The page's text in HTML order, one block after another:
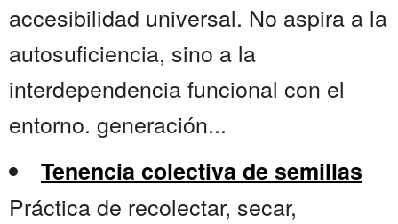
accesibilidad universal. No aspira a la
autosuficiencia, sino a la
interdependencia funcional con el
entorno. generación...
Tenencia colectiva de semillas
Práctica de recolectar, secar,